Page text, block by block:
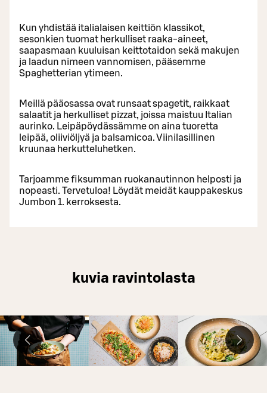
Kun yhdistää italialaisen keittiön klassikot,
sesonkien tuomat herkulliset raaka-aineet,
saapasmaan kuuluisan keittotaidon sekä makujen
ja laadun nimeen vannomisen, pääsemme
Spaghetterian ytimeen.
Meillä pääosassa ovat runsaat spagetit, raikkaat
salaatit ja herkulliset pizzat, joissa maistuu Italian
aurinko. Leipäpöydässämme on aina tuoretta
leipää, oliiviöljyä ja balsamicoa. Viinilasillinen
kruunaa herkutteluhetken.
Tarjoamme fiksumman ruokanautinnon helposti ja
nopeasti. Tervetuloa! Löydät meidät kauppakeskus
Jumbon 1. kerroksesta.
kuvia ravintolasta